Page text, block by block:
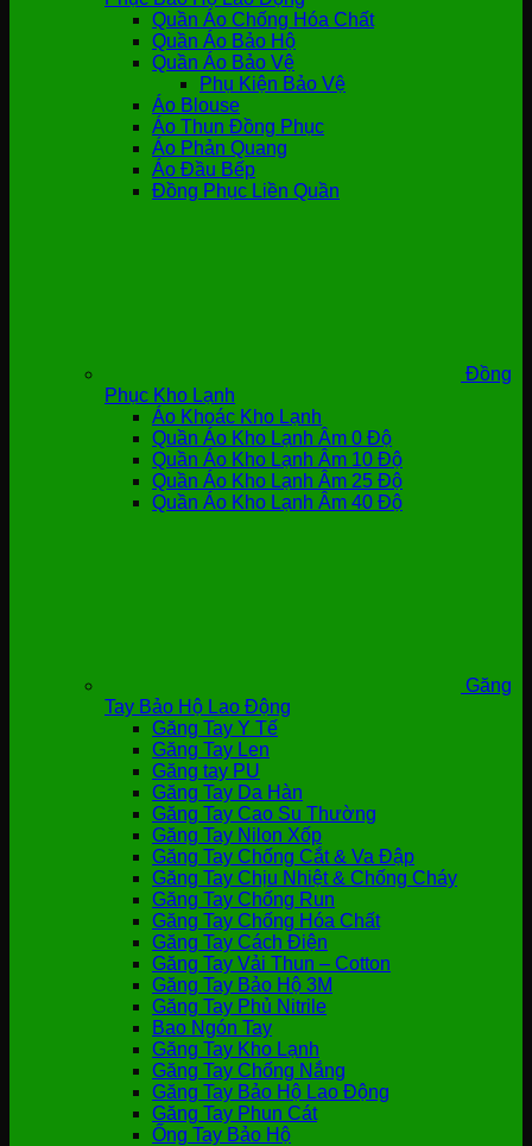
Quần Áo Chống Hóa Chất
Quần Áo Bảo Hộ
Quần Áo Bảo Vệ
Phụ Kiện Bảo Vệ
Áo Blouse
Áo Thun Đồng Phục
Áo Phản Quang
Áo Đầu Bếp
Đồng Phục Liền Quần
Đồng
Phục Kho Lạnh
Áo Khoác Kho Lạnh
Quần Áo Kho Lạnh Âm 0 Độ
Quần Áo Kho Lạnh Âm 10 Độ
Quần Áo Kho Lạnh Âm 25 Độ
Quần Áo Kho Lạnh Âm 40 Độ
Găng
Tay Bảo Hộ Lao Động
Găng Tay Y Tế
Găng Tay Len
Găng tay PU
Găng Tay Da Hàn
Găng Tay Cao Su Thường
Găng Tay Nilon Xốp
Găng Tay Chống Cắt & Va Đập
Găng Tay Chịu Nhiệt & Chống Cháy
Găng Tay Chống Run
Găng Tay Chống Hóa Chất
Găng Tay Cách Điện
Găng Tay Vải Thun – Cotton
Găng Tay Bảo Hộ 3M
Găng Tay Phủ Nitrile
Bao Ngón Tay
Găng Tay Kho Lạnh
Găng Tay Chống Nắng
Găng Tay Bảo Hộ Lao Động
Găng Tay Phun Cát
Ống Tay Bảo Hộ